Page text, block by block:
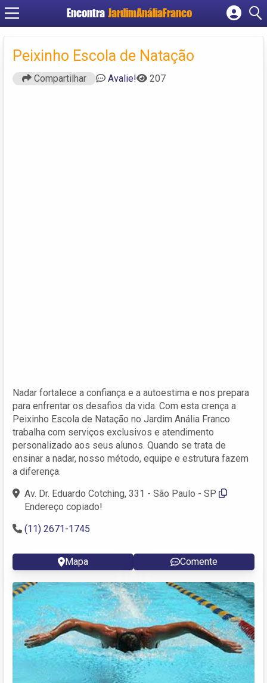
Encontra JardimAnáliaFranco
Cadastrar empresa
Criar conta
Peixinho Escola de Natação
Compartilhar Avalie! 207
Nadar fortalece a confiança e a autoestima e nos prepara
para enfrentar os desafios da vida. Com esta crença a
Peixinho Escola de Natação no Jardim Anália Franco
trabalha com serviços exclusivos e atendimento
personalizado aos seus alunos. Quando se trata de
ensinar a nadar, nosso método, equipe e estrutura fazem
a diferença.
Av. Dr. Eduardo Cotching, 331 - São Paulo - SP
Endereço copiado!
(11) 2671-1745
Mapa Comente